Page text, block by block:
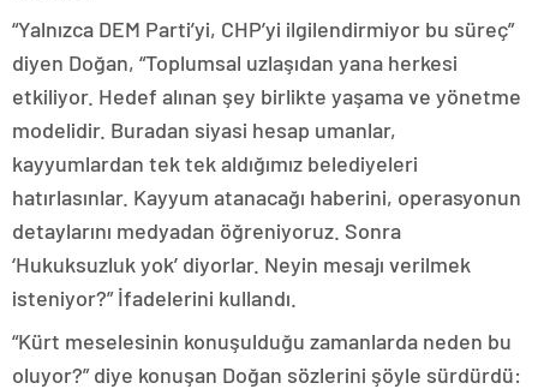
“Yalnızca DEM Parti’yi, CHP’yi ilgilendirmiyor bu süreç”
diyen Doğan, “Toplumsal uzlaşıdan yana herkesi
etkiliyor. Hedef alınan şey birlikte yaşama ve yönetme
modelidir. Buradan siyasi hesap umanlar,
kayyumlardan tek tek aldığımız belediyeleri
hatırlasınlar. Kayyum atanacağı haberini, operasyonun
detaylarını medyadan öğreniyoruz. Sonra
‘Hukuksuzluk yok’ diyorlar. Neyin mesajı verilmek
isteniyor?” İfadelerini kullandı.
“Kürt meselesinin konuşulduğu zamanlarda neden bu
oluyor?” diye konuşan Doğan sözlerini şöyle sürdürdü: